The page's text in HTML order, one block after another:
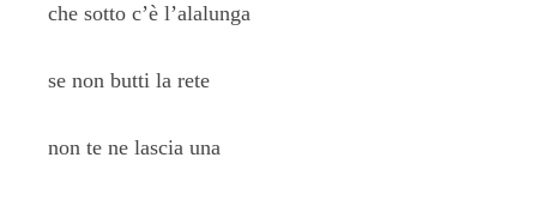
che sotto c’è l’alalunga
se non butti la rete
non te ne lascia una